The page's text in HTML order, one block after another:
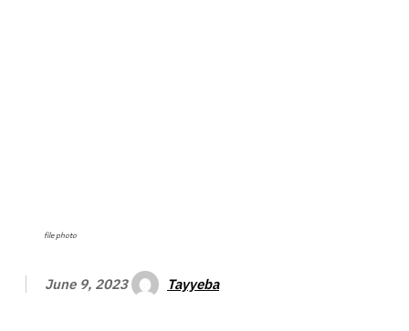
file photo
June 9, 2023 Tayyeba